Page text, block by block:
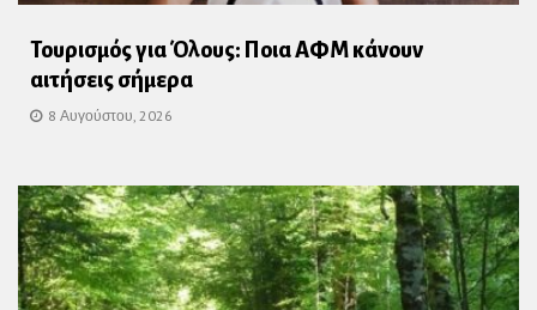
Τουρισμός για Όλους: Ποια ΑΦΜ κάνουν
αιτήσεις σήμερα
8 Αυγούστου, 2026